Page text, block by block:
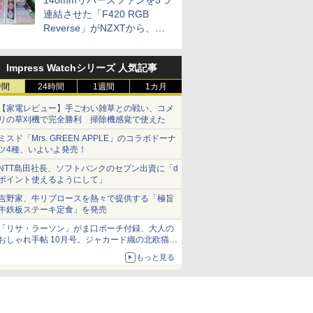
連結させた「F420 RGB
Reverse」がNZXTから、単
Impress Watchシリーズ 人気記事
24時間 1週間 1カ月
家電レビュー】手ごわい雑草との戦い、コメ
の草刈機で完全勝利 掃除機感覚で使えた
スド「Mrs. GREEN APPLE」のコラボドーナ
4種、いよいよ発売！
島田社長、ソフトバンクのセブン出資に「d
イント使えるようにして」
野家、牛リブロースを熱々で提供する「極旨
鉄板ステーキ定食」を発売
リサ・ラーソン」がま口ポーチ付録、大人の
しゃれ手帖 10月号。ジャカード織の北欧猫デ
もっと見る